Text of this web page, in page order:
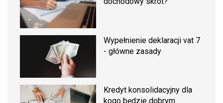
Wypełnienie deklaracji vat 7
- główne zasady
Kredyt konsolidacyjny dla
kogo będzie dobrym